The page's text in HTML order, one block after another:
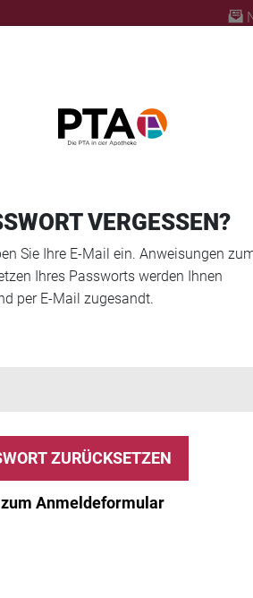
VERGESSEN?
Sie Ihre E-Mail ein. Anweisungen
Ihres Passworts werden Ihnen
per E-Mail zugesandt.
Anmeldeformular
MIT DER STARKE-